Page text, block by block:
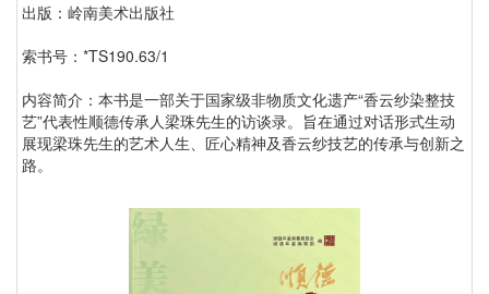
出版：岭南美术出版社
索书号：*TS190.63/1
内容简介：本书是一部关于国家级非物质文化遗产“香云纱染整技
艺”代表性顺德传承人梁珠先生的访谈录。旨在通过对话形式生动
展现梁珠先生的艺术人生、匠心精神及香云纱技艺的传承与创新之
路。